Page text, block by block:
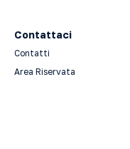
Contattaci
Contatti
Area Riservata